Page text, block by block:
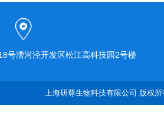
号漕河泾开发区松江高科技园2号楼
上海研尊生物科技有限公司 版权